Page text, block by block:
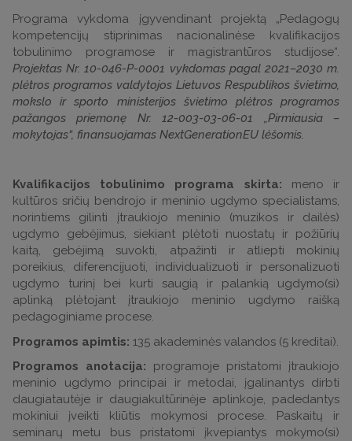
Programa vykdoma įgyvendinant projektą „Pedagogų
kompetencijų stiprinimas nacionalinėse kvalifikacijos
tobulinimo programose ir magistrantūros studijose“.
Projektas Nr. 10-046-P-0001 vykdomas pagal 2021–2030 m.
plėtros programos valdytojos Lietuvos Respublikos švietimo,
mokslo ir sporto ministerijos švietimo plėtros programos
pažangos priemonę Nr. 12-003-03-06-01 „Pirmiausia –
mokytojas“, finansuojamas NextGenerationEU lėšomis.
Kvalifikacijos tobulinimo programa skirta: meno ir
kultūros sričių bendrojo ir meninio ugdymo specialistams,
norintiems gilinti įtraukiojo meninio (muzikos ir dailės)
ugdymo gebėjimus, siekiant plėtoti nuostatų ir požiūrių
kaitą, gebėjimą suvokti, atpažinti ir atliepti mokinių
poreikius, diferencijuoti, individualizuoti ir personalizuoti
ugdymo turinį bei kurti saugią ir palankią ugdymo(si)
aplinką plėtojant įtraukiojo meninio ugdymo raišką
pedagoginiame procese.
Programos apimtis: 135 akademinės valandos (5 kreditai).
Programos anotacija: programoje pristatomi įtraukiojo
meninio ugdymo principai ir metodai, įgalinantys dirbti
daugiatautėje ir daugiakultūrinėje aplinkoje, padedantys
mokiniui įveikti kliūtis mokymosi procese. Paskaitų ir
seminarų metu bus pristatomi įkvepiantys mokymo(si)